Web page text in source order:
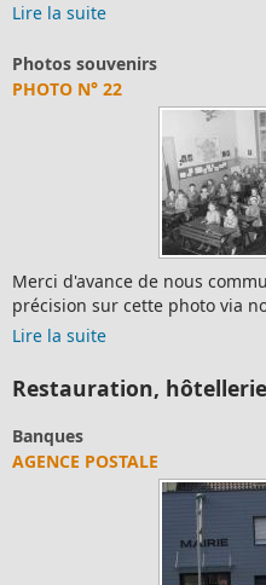
Lire la suite
Photos souvenirs
PHOTO N° 22
Merci d'avance de nous
précision sur cette photo via
Lire la suite
Restauration,
Banques
AGENCE POSTALE